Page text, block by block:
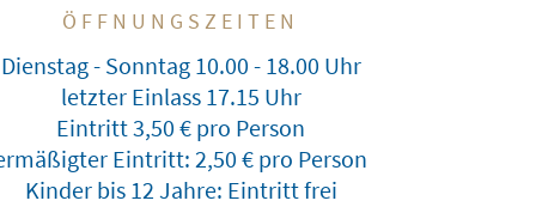
ÖFFNUNGSZEITEN
Dienstag - Sonntag 10.00 - 18.00 Uhr
letzter Einlass 17.15 Uhr
Eintritt 3,50 € pro Person
Eintritt: 2,50 € pro Person
Kinder bis 12 Jahre: Eintritt frei